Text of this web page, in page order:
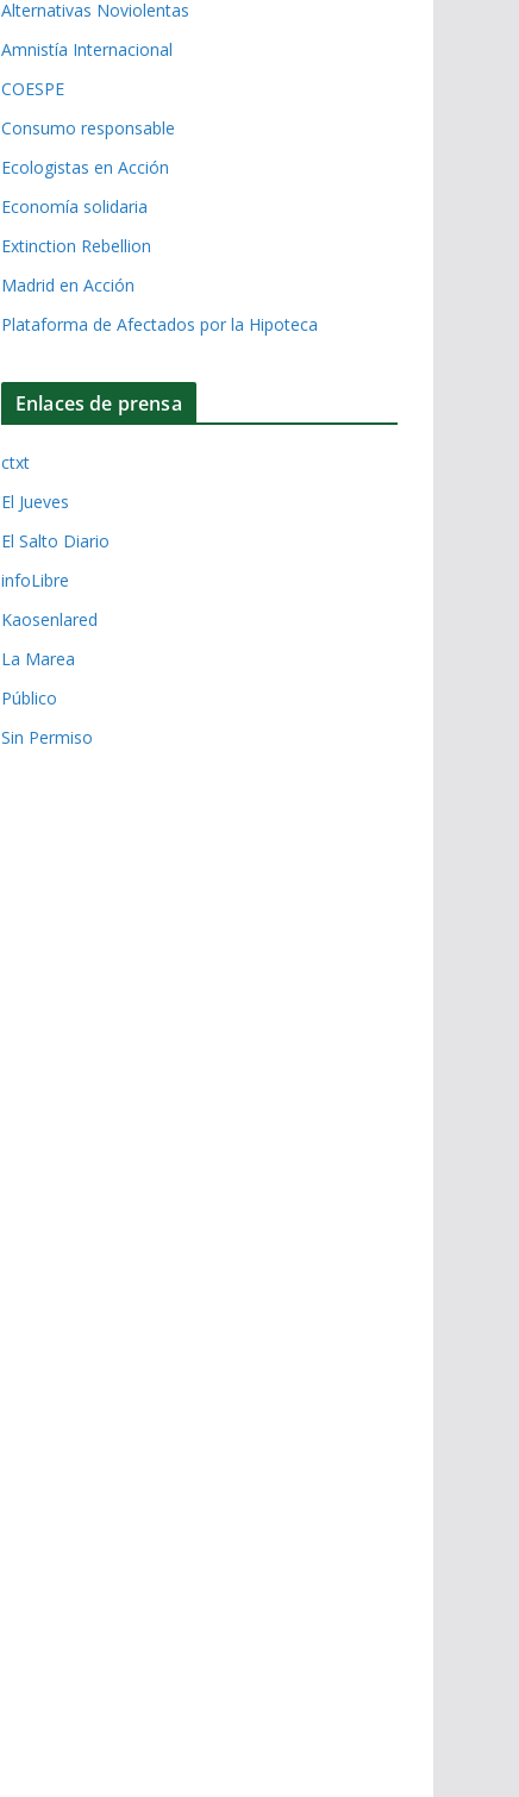
Alternativas Noviolentas
Amnistía Internacional
COESPE
Consumo responsable
Ecologistas en Acción
Economía solidaria
Extinction Rebellion
Madrid en Acción
Plataforma de Afectados por la Hipoteca
Enlaces de prensa
ctxt
El Jueves
El Salto Diario
infoLibre
Kaosenlared
La Marea
Público
Sin Permiso